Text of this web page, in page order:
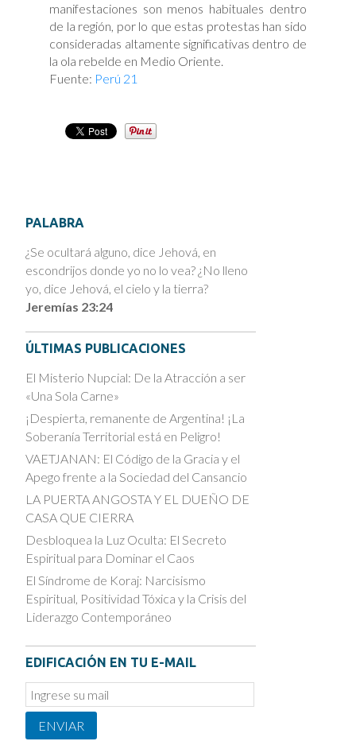
manifestaciones son menos habituales dentro
de la región, por lo que estas protestas han sido
consideradas altamente significativas dentro de
la ola rebelde en Medio Oriente.
Fuente: Perú 21
PALABRA
¿Se ocultará alguno, dice Jehová, en
escondrijos donde yo no lo vea? ¿No lleno
yo, dice Jehová, el cielo y la tierra?
Jeremías 23:24
ÚLTIMAS PUBLICACIONES
El Misterio Nupcial: De la Atracción a ser
«Una Sola Carne»
¡Despierta, remanente de Argentina! ¡La
Soberanía Territorial está en Peligro!
VAETJANAN: El Código de la Gracia y el
Apego frente a la Sociedad del Cansancio
LA PUERTA ANGOSTA Y EL DUEÑO DE
CASA QUE CIERRA
Desbloquea la Luz Oculta: El Secreto
Espiritual para Dominar el Caos
El Síndrome de Koraj: Narcisismo
Espiritual, Positividad Tóxica y la Crisis del
Liderazgo Contemporáneo
EDIFICACIÓN EN TU E-MAIL
Email
Subscription
ENVIAR